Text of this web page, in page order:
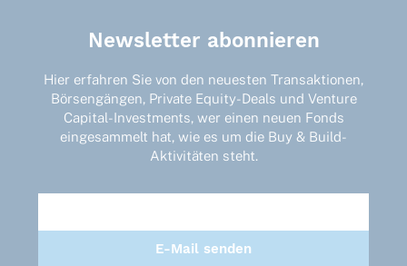
Newsletter abonnieren
Hier erfahren Sie von den neuesten Transaktionen,
Börsengängen, Private Equity-Deals und Venture
Capital-Investments, wer einen neuen Fonds
eingesammelt hat, wie es um die Buy & Build-
Aktivitäten steht.